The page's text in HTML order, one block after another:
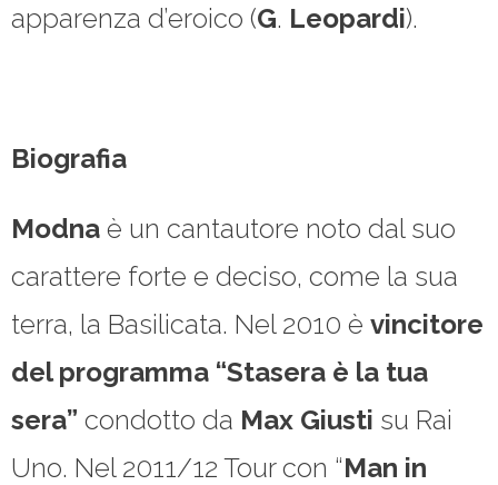
apparenza d’eroico (G. Leopardi).
Biografia
Modna è un cantautore noto dal suo
carattere forte e deciso, come la sua
terra, la Basilicata. Nel 2010 è vincitore
del programma “Stasera è la tua
sera” condotto da Max Giusti su Rai
Uno. Nel 2011/12 Tour con “Man in